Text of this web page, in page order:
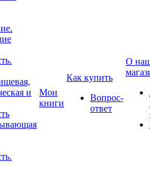
и
Мои
книги
Как купить
Вопрос-
ответ
О